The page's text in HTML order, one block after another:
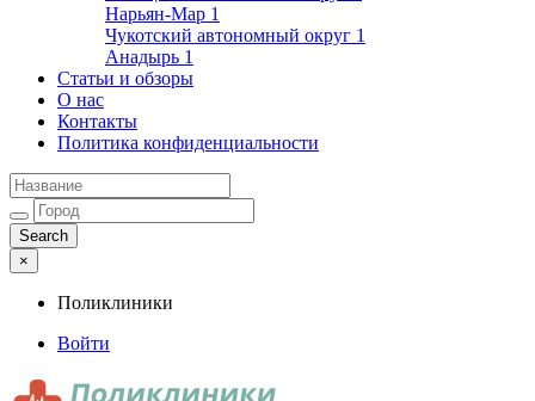
Нарьян-Мар 1
Чукотский автономный округ 1
Анадырь 1
Статьи и обзоры
О нас
Контакты
Политика конфиденциальности
×
Поликлиники
Войти